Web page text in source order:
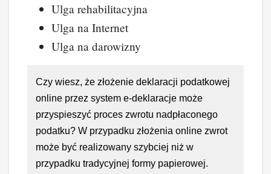
Ulga rehabilitacyjna
Ulga na Internet
Ulga na darowizny
Czy wiesz, że złożenie deklaracji podatkowej
online przez system e-deklaracje może
przyspieszyć proces zwrotu nadpłaconego
podatku? W przypadku złożenia online zwrot
może być realizowany szybciej niż w
przypadku tradycyjnej formy papierowej.